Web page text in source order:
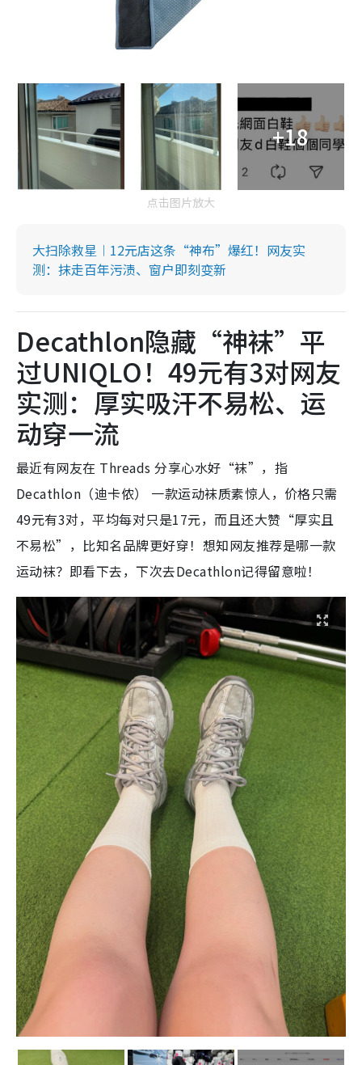
+18
点击图片放大
大扫除救星︱12元店这条“神布”爆红！网友实
测：抹走百年污渍、窗户即刻变新
Decathlon隐藏“神袜”平
过UNIQLO！49元有3对网友
实测：厚实吸汗不易松、运
动穿一流
最近有网友在 Threads 分享心水好“袜”，指
Decathlon（迪卡侬） 一款运动袜质素惊人，价格只需
49元有3对，平均每对只是17元，而且还大赞“厚实且
不易松”，比知名品牌更好穿！想知网友推荐是哪一款
运动袜？即看下去，下次去Decathlon记得留意啦！